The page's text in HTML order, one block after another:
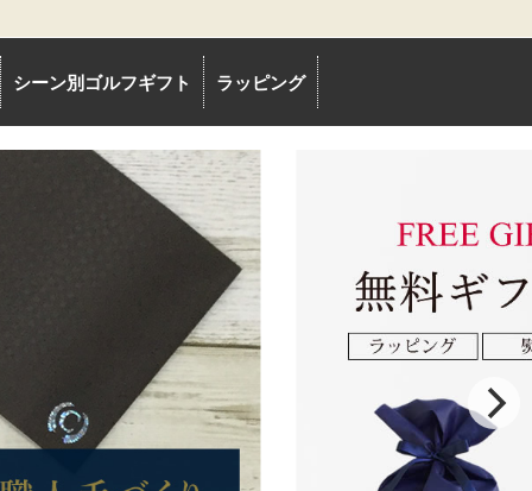
シーン別ゴルフギフト ラッピング